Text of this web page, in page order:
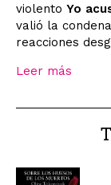
violento Yo
valió la
reacciones
Leer más